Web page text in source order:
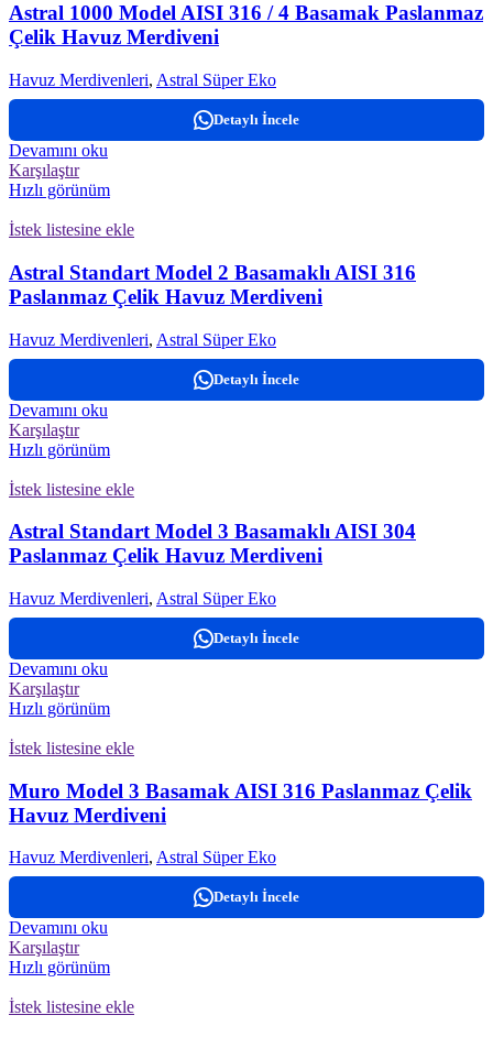
Astral 1000 Model AISI 316 / 4 Basamak Paslanmaz
Çelik Havuz Merdiveni
Havuz Merdivenleri, Astral Süper Eko
Detaylı İncele
Devamını oku
Karşılaştır
Hızlı görünüm
İstek listesine ekle
Astral Standart Model 2 Basamaklı AISI 316
Paslanmaz Çelik Havuz Merdiveni
Havuz Merdivenleri, Astral Süper Eko
Detaylı İncele
Devamını oku
Karşılaştır
Hızlı görünüm
İstek listesine ekle
Astral Standart Model 3 Basamaklı AISI 304
Paslanmaz Çelik Havuz Merdiveni
Havuz Merdivenleri, Astral Süper Eko
Detaylı İncele
Devamını oku
Karşılaştır
Hızlı görünüm
İstek listesine ekle
Muro Model 3 Basamak AISI 316 Paslanmaz Çelik
Havuz Merdiveni
Havuz Merdivenleri, Astral Süper Eko
Detaylı İncele
Devamını oku
Karşılaştır
Hızlı görünüm
İstek listesine ekle